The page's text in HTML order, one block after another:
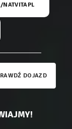
/NATVITAPL
DOJAZD